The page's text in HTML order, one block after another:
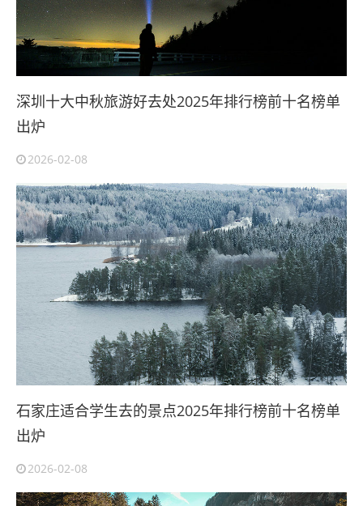
深圳十大中秋旅游好去处2025年排行榜前十名榜单
出炉
2026-02-08
石家庄适合学生去的景点2025年排行榜前十名榜单
出炉
2026-02-08